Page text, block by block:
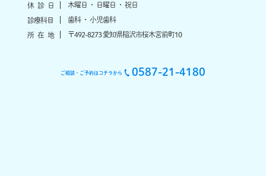
休 診 日 木曜日 ・ 日曜日 ・ 祝日
診療科目 歯科 ・ 小児歯科
所 在 地 〒492-8273 愛知県稲沢市桜木宮前町10
ご相談・ご予約はコチラから 0587-21-4180